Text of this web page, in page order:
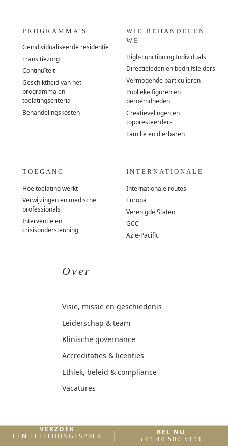
PROGRAMMA'S
Geïndividualiseerde residentie
Transitiezorg
Continuïteit
Geschiktheid van het
programma en
toelatingscriteria
Behandelingskosten
WIE BEHANDELEN
WE
High-Functioning Individuals
Directieleden en bedrijfsleiders
Vermogende particulieren
Publieke figuren en
beroemdheden
Creatievelingen en
toppresteerders
Familie en dierbaren
TOEGANG
Hoe toelating werkt
Verwijzingen en medische
professionals
Interventie en
crisisondersteuning
INTERNATIONALE
Internationale routes
Europa
Verenigde Staten
GCC
Azië-Pacific
Over
Visie, missie en geschiedenis
Leiderschap & team
Klinische governance
Accreditaties & licenties
Ethiek, beleid & compliance
Vacatures
Publicaties
VERZOEK
EEN TELEFOONGESPREK
BEL NU
+41 44 500 5111